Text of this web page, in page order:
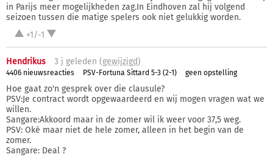
in Parijs meer mogelijkheden zag.In Eindhoven zal hij volgend
seizoen tussen die matige spelers ook niet gelukkig worden.
+1/-1
Hendrikus 3 j geleden (gewijzigd)
4406 nieuwsreacties PSV-Fortuna Sittard 5-3 (2-1) geen opstelling
Hoe gaat zo'n gesprek over die clausule?
PSV:Je contract wordt opgewaardeerd en wij mogen vragen wat we
willen.
Sangare:Akkoord maar in de zomer wil ik weer voor 37,5 weg.
PSV: Oké maar niet de hele zomer, alleen in het begin van de
zomer.
Sangare: Deal ?